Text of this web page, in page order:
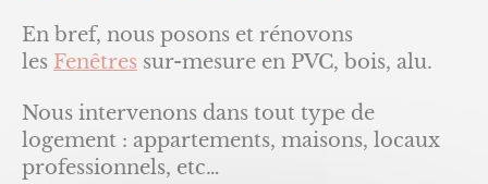
En bref, nous posons et rénovons
les Fenêtres sur-mesure en PVC, bois, alu.
Nous intervenons dans tout type de
logement : appartements, maisons, locaux
professionnels, etc…